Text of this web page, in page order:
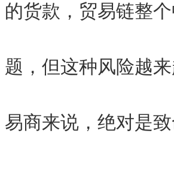
的货款，贸易链整
题，但这种风险越
易商来说，绝对是致